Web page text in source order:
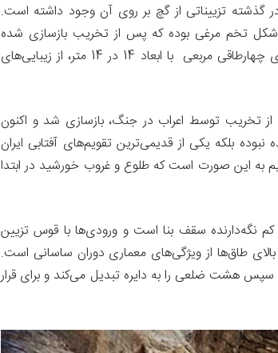
تزییناتی از گچ بر روی آن وجود داشته است.
شکل تخم مرغی بوده که پس از تخریب بازسازی شده
است. تعادل و صلابت شکل بنا و قرار گیری گنبد بر روی بنای چهارطاقی مربعی با ابعاد 14 در 14 متر، از زیبایی‌های
تخریب توسط اعراب در جنگ، بازسازی شد و اکنون
بلکه یکی از قدیمی‌ترین تقویم‌های آفتابی ایران
به این صورت است که طلوع و غروب خورشید در ابتدا
نگه‌دارنده سقف بنا است و ورودی‌ها با قوس تزیین
بالای طاق‌ها از ویژگی‌های معماری دوران ساسانی است.
هشت ضلعی را به دایره تبدیل می‌کند و برای قرار